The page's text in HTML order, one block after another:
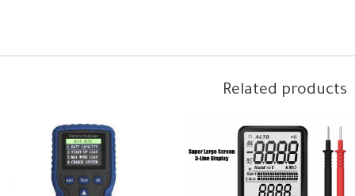
Related products